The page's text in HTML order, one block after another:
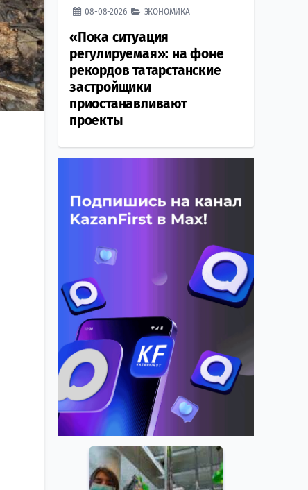
08-08-2026 ЭКОНОМИКА
«Пока ситуация
регулируемая»: на фоне
рекордов татарстанские
застройщики
приостанавливают
проекты